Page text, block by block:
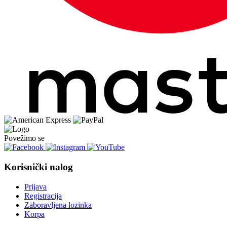
Povežimo se
Korisnički nalog
Prijava
Registracija
Zaboravljena lozinka
Korpa